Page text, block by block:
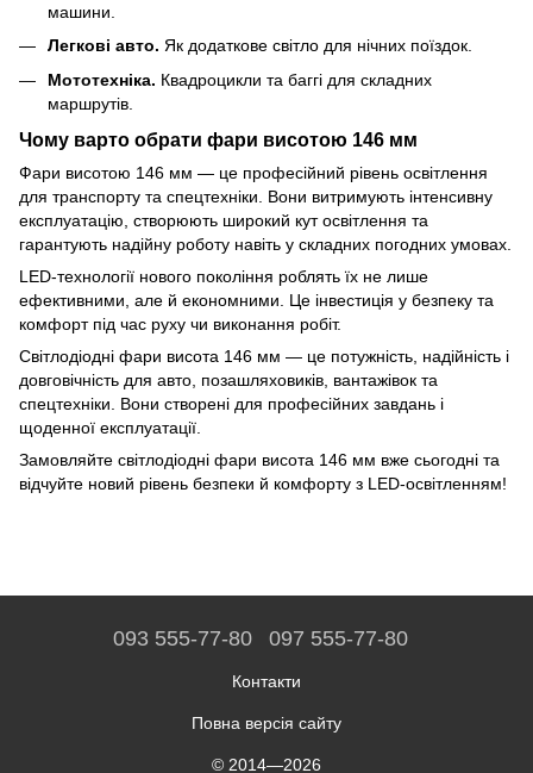
машини.
Легкові авто. Як додаткове світло для нічних поїздок.
Мототехніка. Квадроцикли та баггі для складних
маршрутів.
Чому варто обрати фари висотою 146 мм
Фари висотою 146 мм — це професійний рівень освітлення
для транспорту та спецтехніки. Вони витримують інтенсивну
експлуатацію, створюють широкий кут освітлення та
гарантують надійну роботу навіть у складних погодних умовах.
LED-технології нового покоління роблять їх не лише
ефективними, але й економними. Це інвестиція у безпеку та
комфорт під час руху чи виконання робіт.
Світлодіодні фари висота 146 мм — це потужність, надійність і
довговічність для авто, позашляховиків, вантажівок та
спецтехніки. Вони створені для професійних завдань і
щоденної експлуатації.
Замовляйте світлодіодні фари висота 146 мм вже сьогодні та
відчуйте новий рівень безпеки й комфорту з LED-освітленням!
093 555-77-80 097 555-77-80
Контакти
Повна версія сайту
© 2014—2026